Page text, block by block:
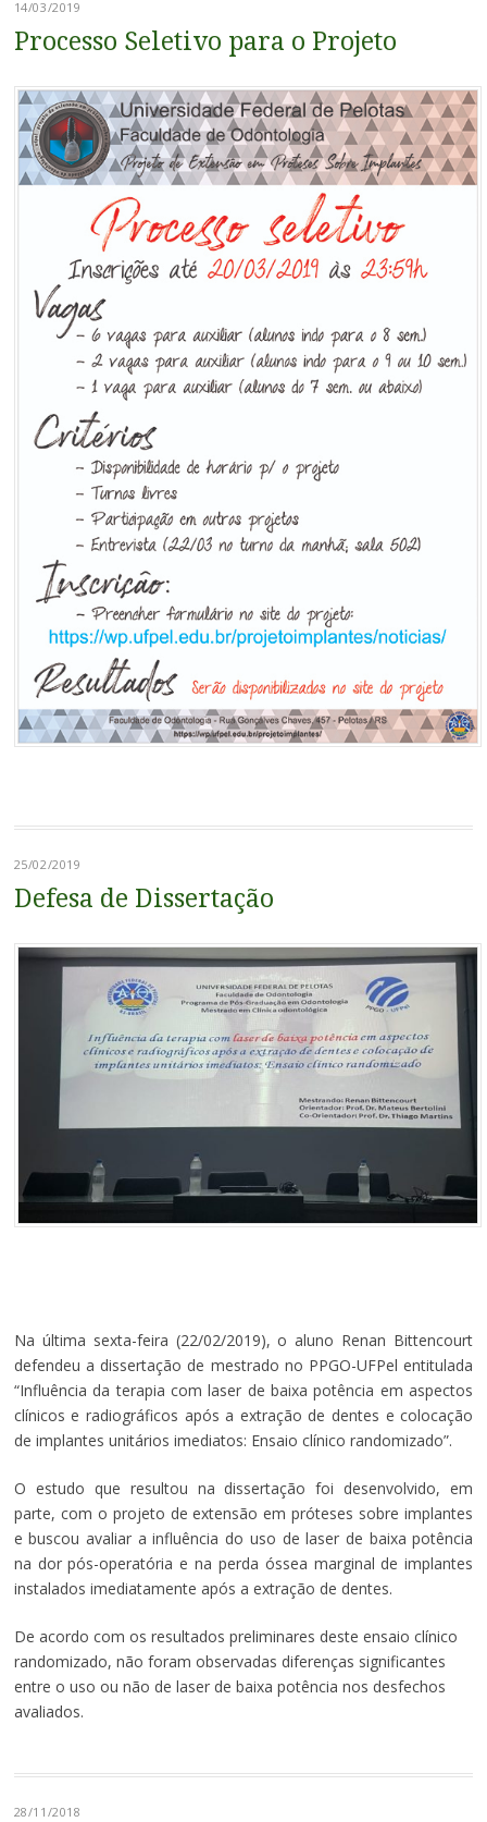
14/03/2019
Processo Seletivo para o Projeto
25/02/2019
Defesa de Dissertação
Na última sexta-feira (22/02/2019), o aluno Renan Bittencourt
defendeu a dissertação de mestrado no PPGO-UFPel entitulada
“Influência da terapia com laser de baixa potência em aspectos
clínicos e radiográficos após a extração de dentes e colocação
de implantes unitários imediatos: Ensaio clínico randomizado”.
O estudo que resultou na dissertação foi desenvolvido, em
parte, com o projeto de extensão em próteses sobre implantes
e buscou avaliar a influência do uso de laser de baixa potência
na dor pós-operatória e na perda óssea marginal de implantes
instalados imediatamente após a extração de dentes.
De acordo com os resultados preliminares deste ensaio clínico
randomizado, não foram observadas diferenças significantes
entre o uso ou não de laser de baixa potência nos desfechos
avaliados.
28/11/2018